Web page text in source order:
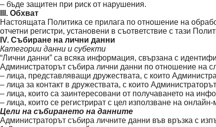
– бъде защитен при риск от нарушения.
III. Обхват
Настоящата Политика се прилага по отношение на
отчетни регистри, установени в съответствие с тази
IV. Събиране на лични данни
Категории данни и субекти
“Лични данни” са всяка информация, свързана с
Администраторът събира лични данни по отношение на
– лица, представляващи дружествата, с които
– лица за контакт в дружествата, с които
– лица, които са заинтересовани от получаването на
– лица, които се регистрират с цел използване на онлайн-
Цели на събирането на данните
Администраторът събира личните данни във връзка с